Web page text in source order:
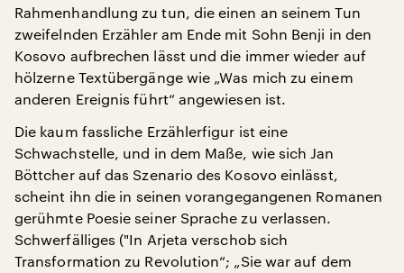
Rahmenhandlung zu tun, die einen an seinem Tun
zweifelnden Erzähler am Ende mit Sohn Benji in den
Kosovo aufbrechen lässt und die immer wieder auf
hölzerne Textübergänge wie „Was mich zu einem
anderen Ereignis führt“ angewiesen ist.
Die kaum fassliche Erzählerfigur ist eine
Schwachstelle, und in dem Maße, wie sich Jan
Böttcher auf das Szenario des Kosovo einlässt,
scheint ihn die in seinen vorangegangenen Romanen
gerühmte Poesie seiner Sprache zu verlassen.
Schwerfälliges ("In Arjeta verschob sich
Transformation zu Revolution“; „Sie war auf dem